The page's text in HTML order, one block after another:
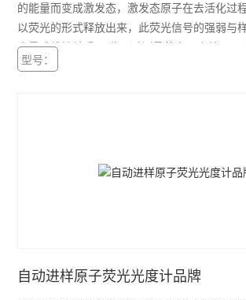
的能量而变成激发态，激发态原子在去活化过
以荧光的形式释放出来，此荧光信号的强弱与
含量成线性关系,因此通过测量荧光强度就可以
素的含量。气态的基态原子吸收特征辐射，被
型号：
自动进样原子荧光光度计品牌